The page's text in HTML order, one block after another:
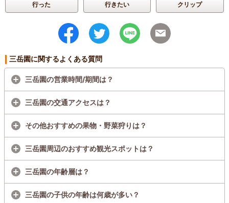
行った 行きたい クリップ
三岳園に関するよくある質問
三岳園の営業時間/期間は？
三岳園の交通アクセスは？
その他おすすめの果物・野菜狩りは？
三岳園周辺のおすすめ観光スポットは？
三岳園の年齢層は？
三岳園の子供の年齢は何歳が多い？